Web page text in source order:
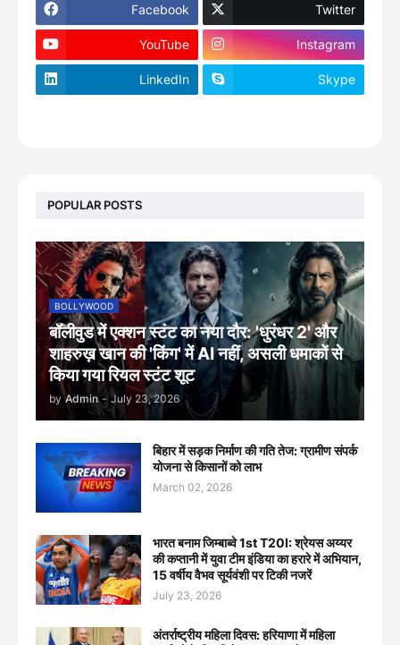
Facebook Twitter
YouTube Instagram
LinkedIn Skype
POPULAR POSTS
BOLLYWOOD
बॉलीवुड में एक्शन स्टंट का नया दौर: 'धुरंधर 2' और
शाहरुख़ खान की 'किंग' में AI नहीं, असली धमाकों से
किया गया रियल स्टंट शूट
by Admin - July 23, 2026
बिहार में सड़क निर्माण की गति तेज: ग्रामीण संपर्क
योजना से किसानों को लाभ
March 02, 2026
भारत बनाम जिम्बाब्वे 1st T20I: श्रेयस अय्यर
की कप्तानी में युवा टीम इंडिया का हरारे में अभियान,
15 वर्षीय वैभव सूर्यवंशी पर टिकी नजरें
July 23, 2026
अंतर्राष्ट्रीय महिला दिवस: हरियाणा में महिला